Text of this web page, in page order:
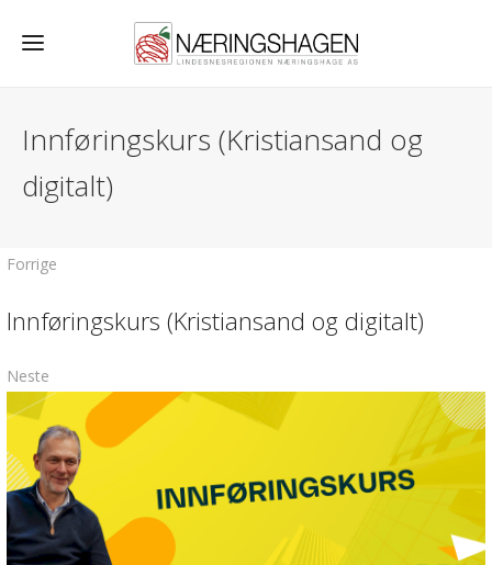
Innføringskurs (Kristiansand og
digitalt)
Forrige
Innføringskurs (Kristiansand og digitalt)
Neste